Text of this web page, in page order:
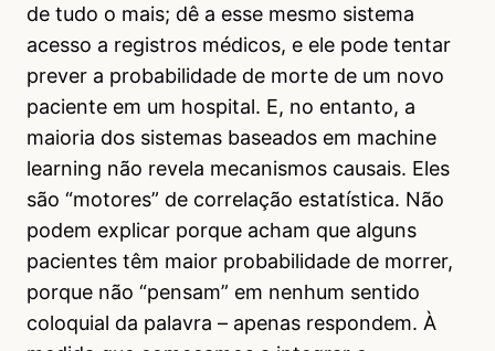
de tudo o mais; dê a esse mesmo sistema
acesso a registros médicos, e ele pode tentar
prever a probabilidade de morte de um novo
paciente em um hospital. E, no entanto, a
maioria dos sistemas baseados em machine
learning não revela mecanismos causais. Eles
são “motores” de correlação estatística. Não
podem explicar porque acham que alguns
pacientes têm maior probabilidade de morrer,
porque não “pensam” em nenhum sentido
coloquial da palavra – apenas respondem. À